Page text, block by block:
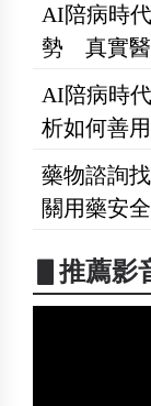
AI陪病時
勢 真實醫
AI陪病時
析如何善
藥物諮詢
關用藥安
▋推薦影